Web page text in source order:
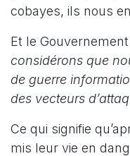
cobayes, ils nous
Et le
considérons que
de guerre
des vecteurs
Ce qui signifie
mis leur vie en